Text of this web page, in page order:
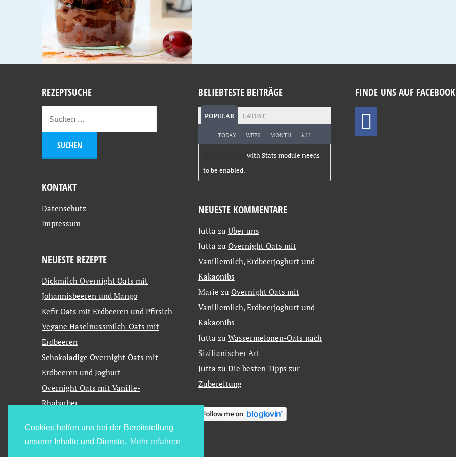
Cookies helfen uns bei der Bereitstellung
unserer Inhalte und Dienste. Mehr erfahren
REZEPTSUCHE
KONTAKT
Datenschutz
Impressum
NEUESTE REZEPTE
Dickmilch Overnight Oats mit
Johannisbeeren und Mango
Kefir Oats mit Erdbeeren und Pfirsich
Vegane Haselnussmilch-Oats mit
Erdbeeren
Schokoladige Overnight Oats mit
Erdbeeren und Joghurt
Overnight Oats mit Vanille-
Rhabarber
BELIEBTESTE BEITRÄGE
POPULAR LATEST
TODAY WEEK MONTH ALL
with Stats module needs
to be enabled.
NEUESTE KOMMENTARE
Jutta zu Über uns
Jutta zu Overnight Oats mit
Vanillemilch, Erdbeerjoghurt und
Kakaonibs
Marie zu Overnight Oats mit
Vanillemilch, Erdbeerjoghurt und
Kakaonibs
Jutta zu Wassermelonen-Oats nach
Sizilianischer Art
Jutta zu Die besten Tipps zur
Zubereitung
FINDE UNS AUF FACEBOOK